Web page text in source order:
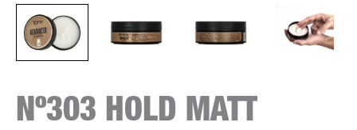
Nº303 HOLD MATT